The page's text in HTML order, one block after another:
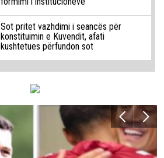
Sot pritet vazhdimi i seancës për
konstituimin e Kuvendit, afati
kushtetues përfundon sot